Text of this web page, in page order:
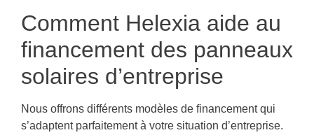
Comment Helexia aide au
financement des panneaux
solaires d’entreprise
Nous offrons différents modèles de financement qui
s’adaptent parfaitement à votre situation d’entreprise.